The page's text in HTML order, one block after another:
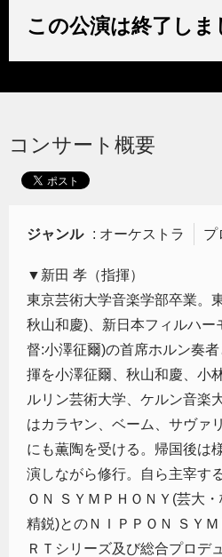
この公演は終了しま
コンサート概要
ジャンル : オーケストラ プ
▼新田 孝（指揮）
東京芸術大学音楽学部卒業。
秋山和慶)、新日本フィルハー
督:小澤征爾)の首席ホルン奏
揮を小澤征爾、秋山和慶、小
ルリン芸術大学、ケルン音楽
はカラヤン、ベーム、サヴァ
にも薫陶を受ける。帰国後は
演しながら修行。自ら主宰す
ＯＮ ＳＹＭＰＨＯＮＹ(芸大
精鋭)とのＮＩＰＰＯＮ ＳＹ
ＲＴシリーズ及び総合プロデ